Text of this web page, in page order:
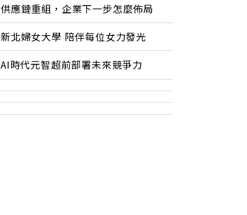
供應鏈重組，企業下一步怎麼佈局
新北婦女大學 陪伴每位女力發光
AI時代元智超前部署未來競爭力